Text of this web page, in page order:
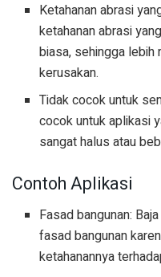
Ketahanan abrasi
ketahanan abrasi
biasa, sehingga lebih
kerusakan.
Tidak cocok untuk
cocok untuk aplikasi
sangat halus atau
Contoh Aplikasi
Fasad bangunan:
fasad bangunan
ketahanannya